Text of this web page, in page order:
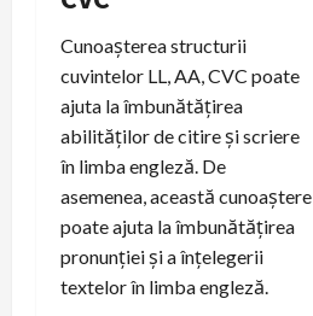
Cunoașterea structurii
cuvintelor LL, AA, CVC poate
ajuta la îmbunătățirea
abilităților de citire și scriere
în limba engleză. De
asemenea, această cunoaștere
poate ajuta la îmbunătățirea
pronunției și a înțelegerii
textelor în limba engleză.